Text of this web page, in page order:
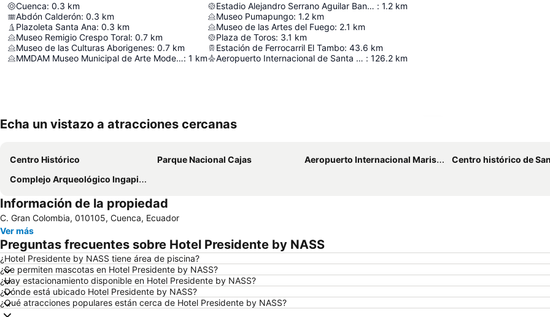
Cuenca: 0.3 km
Abdón Calderón: 0.3 km
Plazoleta Santa Ana: 0.3 km
Museo Remigio Crespo Toral: 0.7 km
Museo de las Culturas Aborigenes: 0.7 km
MMDAM Museo Municipal de Arte Moderno: 1 km
Estadio Alejandro Serrano Aguilar Banco del Austro : 1.2 km
Museo Pumapungo: 1.2 km
Museo de las Artes del Fuego: 2.1 km
Plaza de Toros: 3.1 km
Estación de Ferrocarril El Tambo: 43.6 km
Aeropuerto Internacional de Santa Rosa Coronel de Artillería Víctor Larrea : 126.2 km
Echa un vistazo a atracciones cercanas
Centro Histórico Parque Nacional Cajas Aeropuerto Internacional Mariscal Lamar
Centro histórico de Santa Ana de los
Complejo Arqueológico Ingapirca
Información de la propiedad
C. Gran Colombia, 010105, Cuenca, Ecuador
Ver más
Preguntas frecuentes sobre Hotel Presidente by NASS
¿Hotel Presidente by NASS tiene área de piscina?
¿Se permiten mascotas en Hotel Presidente by NASS?
¿Hay estacionamiento disponible en Hotel Presidente by NASS?
¿Dónde está ubicado Hotel Presidente by NASS?
¿Qué atracciones populares están cerca de Hotel Presidente by NASS?